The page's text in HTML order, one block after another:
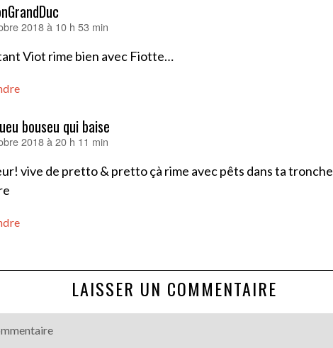
2018 à 10 h 53 min
Viot rime bien avec Fiotte…
bouseu qui baise
2018 à 20 h 11 min
vive de pretto & pretto çà rime avec pêts dans ta
LAISSER UN COMMENTAIRE